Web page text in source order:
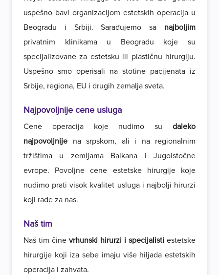
uspešno bavi organizacijom estetskih operacija u
Beogradu i Srbiji. Sarađujemo sa najboljim
privatnim klinikama u Beogradu koje su
specijalizovane za estetsku ili plastičnu hirurgiju.
Uspešno smo operisali na stotine pacijenata iz
Srbije, regiona, EU i drugih zemalja sveta.
Najpovoljnije cene usluga
Cene operacija koje nudimo su daleko
najpovoljnije na srpskom, ali i na regionalnim
tržištima u zemljama Balkana i Jugoistočne
evrope. Povoljne cene estetske hirurgije koje
nudimo prati visok kvalitet usluga i najbolji hirurzi
koji rade za nas.
Naš tim
Naš tim čine vrhunski hirurzi i specijalisti estetske
hirurgije koji iza sebe imaju više hiljada estetskih
operacija i zahvata.